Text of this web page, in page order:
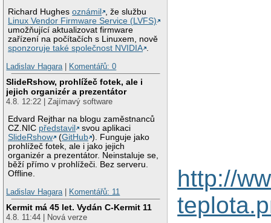
Richard Hughesoznámil
, že službu
Linux Vendor Firmware Service (LVFS)
umožňující aktualizovat firmware
zařízení na počítačích s Linuxem, nově
sponzoruje také společnost NVIDIA .
Ladislav Hagara | Komentářů: 0
SlideRshow, prohlížeč fotek, ale i
jejich organizér a prezentátor
4.8. 12:22 | Zajímavý software
Edvard Rejthar na blogu zaměstnanců
CZ.NIC představil
svou aplikaci
SlideRshow
(GitHub ). Funguje jako
prohlížeč fotek, ale i jako jejich
organizér a prezentátor. Neinstaluje se,
běží přímo v prohlížeči. Bez serveru.
Offline.
Ladislav Hagara | Komentářů: 11
Kermit má 45 let. Vydán C-Kermit 11
4.8. 11:44 | Nová verze
http://